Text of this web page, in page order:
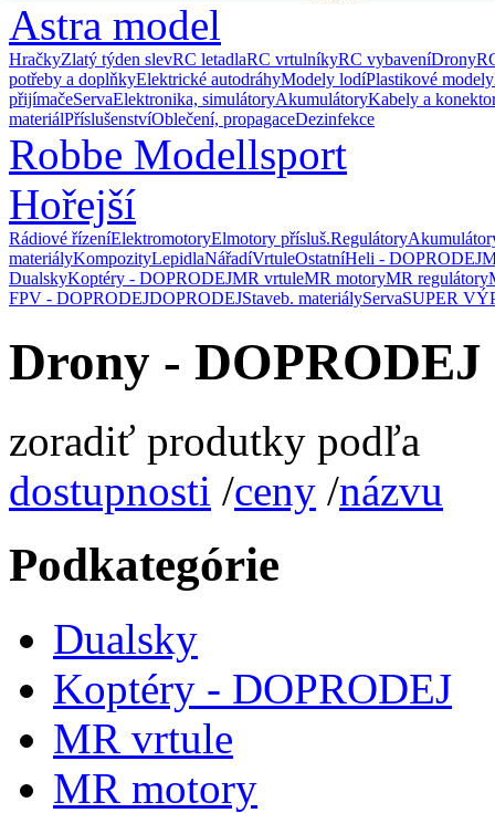
Astra model
HračkyZlatý týden slevRC letadlaRC vrtulníkyRC vybaveníDrony
potřeby a doplňkyElektrické autodráhyModely lodíPlastikové modely
přijímačeServaElektronika, simulátoryAkumulátoryKabely a
materiálPříslušenstvíOblečení, propagaceDezinfekce
Robbe Modellsport
Hořejší
Rádiové řízeníElektromotoryElmotory přísluš.Regulátory
materiályKompozityLepidlaNářadíVrtuleOstatníHeli - DOPRODEJ
DualskyKoptéry - DOPRODEJMR vrtuleMR motoryMR regulátory
FPV - DOPRODEJDOPRODEJStaveb. materiályServaSUPER
Drony - DOPRODEJ
zoradiť produtky podľa
dostupnosti /ceny /názvu
Podkategórie
Dualsky
Koptéry - DOPRODEJ
MR vrtule
MR motory